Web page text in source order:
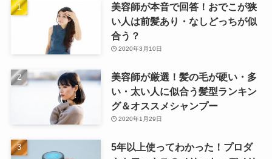
美容師が本音で回答！おでこが狭
い人は前髪あり・なしどっちが似
合う？
2020年3月10日
美容師が厳選！髪の毛が硬い・多
い・太い人に似合う髪型ランキン
グ＆オススメシャンプー
2020年1月29日
5年以上使ってわかった！プロダ